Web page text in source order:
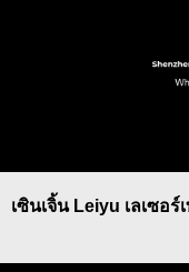
เซินเจิ้น Leiyu เลเซอ